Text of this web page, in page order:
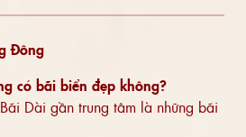
Đông
có bãi biển đẹp không?
Dài gần trung tâm là những bãi